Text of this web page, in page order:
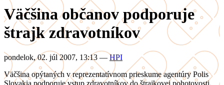
Väčšina občanov podporuje
štrajk zdravotníkov
pondelok, 02. júl 2007, 13:13 — HPI
Väčšina opýtaných v reprezentatívnom prieskume agentúry Polis
Slovakia podporuje vstup zdravotníkov do štrajkovej pohotovosti.